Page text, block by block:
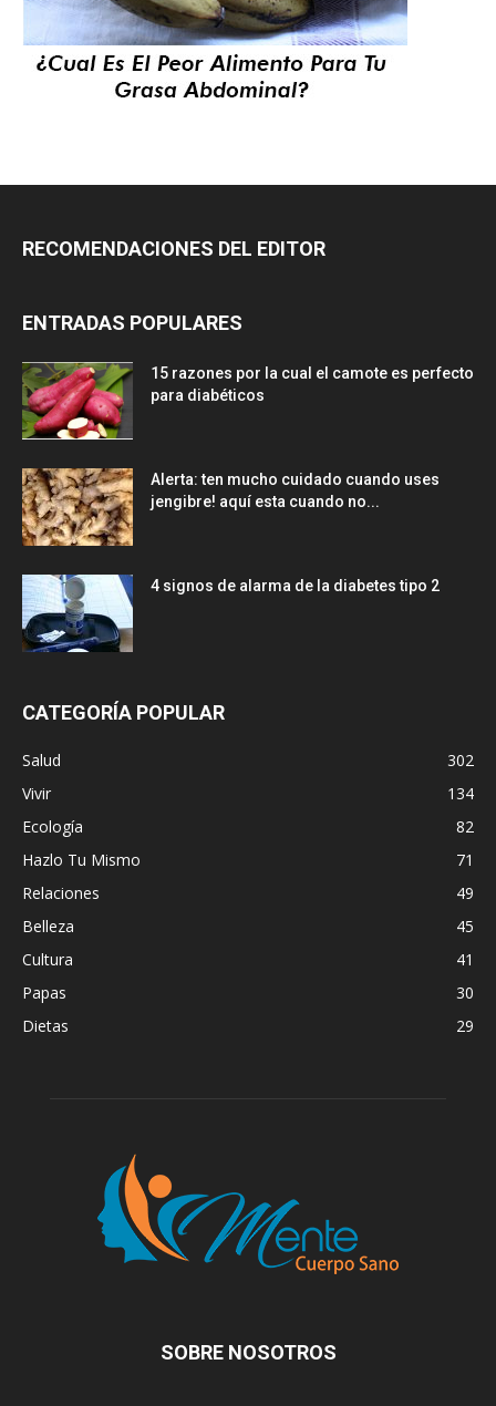
RECOMENDACIONES DEL EDITOR
ENTRADAS POPULARES
15 razones por la cual el camote es perfecto
para diabéticos
Alerta: ten mucho cuidado cuando uses
jengibre! aquí esta cuando no...
4 signos de alarma de la diabetes tipo 2
CATEGORÍA POPULAR
Salud
302
Vivir
134
Ecología
82
Hazlo Tu Mismo
71
Relaciones
49
Belleza
45
Cultura
41
Papas
30
Dietas
29
SOBRE NOSOTROS